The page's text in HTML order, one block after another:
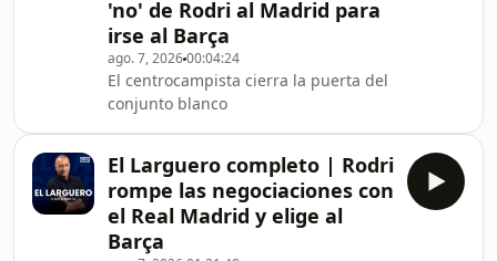
'no' de Rodri al Madrid para
irse al Barça
ago. 7, 202600:04:24
El centrocampista cierra la puerta del
conjunto blanco
El Larguero completo | Rodri
rompe las negociaciones con
el Real Madrid y elige al
Barça